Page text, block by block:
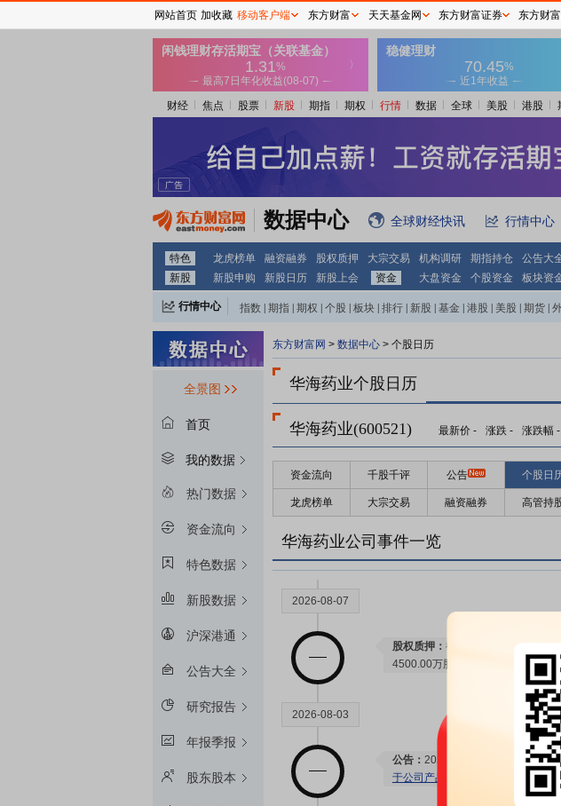
财经 焦点 股票 新股 期指 期权 行情 数据 全球 美股 港股
数据中心 全球财经快讯 行情中心
特色 龙虎榜单 融资融券 股权质押 大宗交易 机构调研 期指持仓 公告大
新股
新股申购 新股日历 新股上会 资金 大盘资金 个股资金 板块资
行情中心 指数 期指 期权 个股 板块 排行 新股 基金 港股 美股 期货
全景图
首页
我的数据
热门数据
资金流向
特色数据
新股数据
沪深港通
公告大全
研究报告
年报季报
股东股本
东方财富网 > 数据中心 > 个股日历
华海药业个股日历
华海药业(600521) 最新价 - 涨跌 - 涨跌幅 -
资金流向 千股千评 公告 个股日
龙虎榜单 大宗交易 融资融券 高管持
华海药业公司事件一览
2026-08-27
2026-08-08
公告： 2026年08月08日发布
于获得药品注册证书的公告》
2026-08-07
股权质押： 截止2026年08月07日质
4500.00万股，质押总笔数3笔
2026-08-03
公告： 2026年08月03日发布《华海
于公司产品拟中选第十二批全国药
网站首页 加收藏 移动客户端 东方财富 天天基金网 东方财富证券 东方财